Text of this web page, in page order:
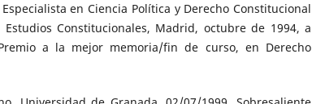
en Ciencia Política y Derecho Constitucional
Constitucionales, Madrid, octubre de 1994, a
a la mejor memoria/fin de curso, en Derecho